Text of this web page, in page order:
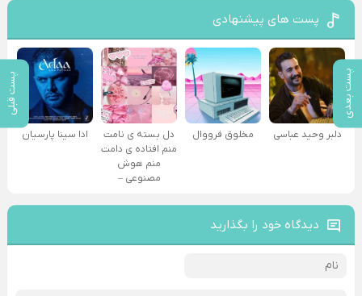
پست بعدی پست قبلی
پست های پیشنهادی
دلبر وحید عباسی مخلوق فرووال
دل بسته ی نامت
منم افتاده ی دامت
منم هوش
مصنوعی –
ادا سینا پارسیان
دیدگاه خود را بگذارید